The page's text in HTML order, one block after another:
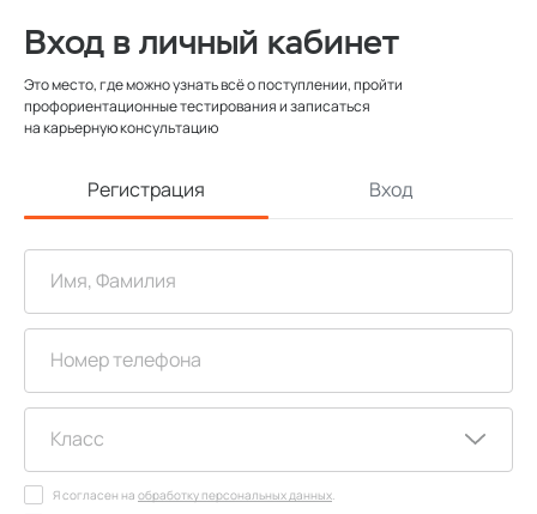
Вход в личный кабинет
Это место, где можно узнать всё о поступлении, пройти
профориентационные тестирования и записаться
на карьерную консультацию
Регистрация Вход
Я согласен на обработку персональных данных.